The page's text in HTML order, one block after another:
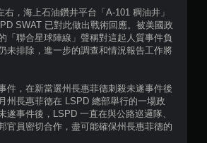
顆
星
，
共
，海上石油鑽井平台「A-101 稠油井」
SWAT 已對此做出戰術回應。被美國政
「聯合星球陣線」聲稱對這起人質事件負
未排除，進一步的調查和情況報告工作將
件，在新當選州長惠菲德刺殺未遂事件後
州長惠菲德在 LSPD 總部舉行的一場政
遂事件後，LSPD 一直在與公路巡邏隊、
官員密切合作，盡可能確保州長惠菲德的